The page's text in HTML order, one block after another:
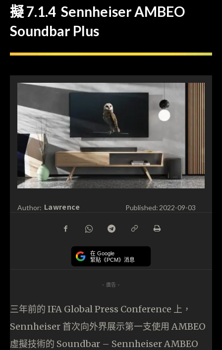
擬 7.1.4 Sennheiser AMBEO
Soundbar Plus
Author: Lawrence Published: 2022-09-03
在 Google
緊貼《PCM》消息
- 廣告 -
三年前的 IFA Global Press Conference 上，
Sennheiser 首次向外界展示第一支使用 AMBEO
虛擬技術的 Soundbar – Sennheiser AMBEO